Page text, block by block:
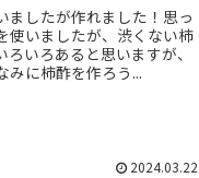
ましたが作れました！思っ
使いましたが、渋くない柿
いろあると思いますが、
みに柿酢を作ろう...
2024.03.22